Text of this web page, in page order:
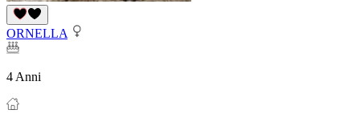
ORNELLA
4 Anni